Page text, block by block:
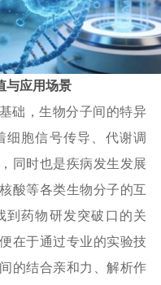
与应用场景
础，生物分子间的特异
细胞信号传导、代谢调
同时也是疾病发生发展
酸等各类生物分子的互
到药物研发突破口的关
在于通过专业的实验技
的结合亲和力、解析作